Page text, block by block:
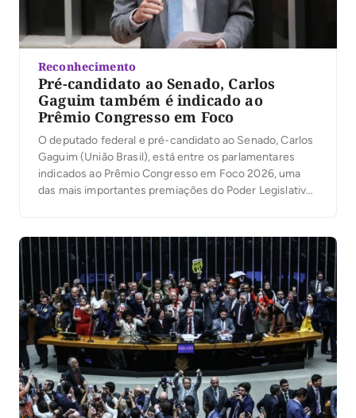
Reconhecimento
Pré-candidato ao Senado, Carlos
Gaguim também é indicado ao
Prêmio Congresso em Foco
O deputado federal e pré-candidato ao Senado, Carlos
Gaguim (União Brasil), está entre os parlamentares
indicados ao Prêmio Congresso em Foco 2026, uma
das mais importantes premiações do Poder Legislativo
escolha dos deputados e senadores que mais se
destacaram no […]